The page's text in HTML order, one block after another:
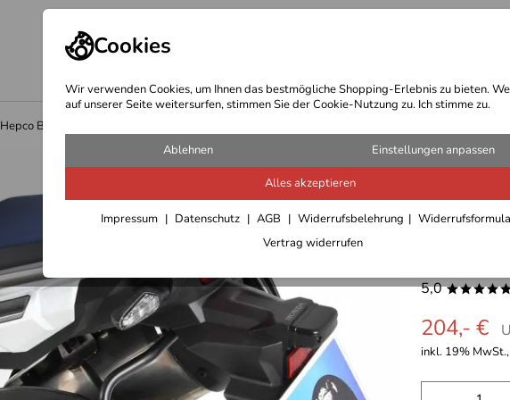
Cookies
Wir verwenden Cookies, um Ihnen das bestmögliche Shopping-Erlebnis zu bieten.
auf unserer Seite weitersurfen, stimmen Sie der Cookie-Nutzung zu. Ich stimme zu.
Ablehnen Einstellungen anpassen
Alles akzeptieren
Impressum Datenschutz AGB Widerrufsbelehrung
Vertrag widerrufen
Sport Bekleidung Outdoor Ausrüstung
Hepco Becker Träger
C-Bow
5,0
204,- €
inkl. 19%